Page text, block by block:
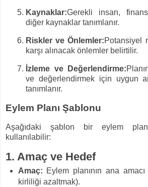
Kaynaklar:Gerekli insan,
diğer kaynaklar tanımlanır.
Riskler ve Önlemler:Potansiyel
karşı alınacak önlemler belirtilir.
İzleme ve Değerlendirme:
ve değerlendirmek için uygun
tanımlanır.
Eylem Planı Şablonu
Aşağıdaki şablon bir eylem
kullanılabilir:
1. Amaç ve Hedef
Amaç: Eylem planının ana
kirliliği azaltmak).